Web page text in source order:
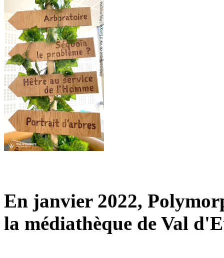
En janvier 2022,
la médiathèque de Val